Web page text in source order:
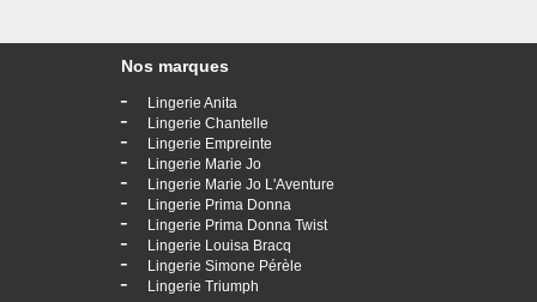
Nos marques
- Lingerie Anita
- Lingerie Chantelle
- Lingerie Empreinte
- Lingerie Marie Jo
- Lingerie Marie Jo L'Aventure
- Lingerie Prima Donna
- Lingerie Prima Donna Twist
- Lingerie Louisa Bracq
- Lingerie Simone Pérèle
- Lingerie Triumph